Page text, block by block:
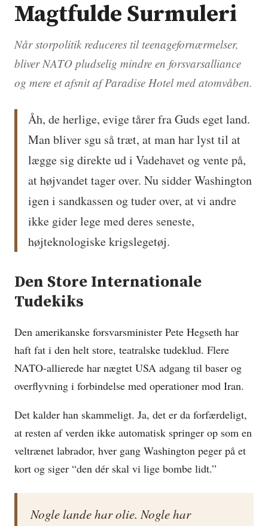
Magtfulde Surmuleri
Når storpolitik reduceres til teenagefornærmelser,
bliver NATO pludselig mindre en forsvarsalliance
og mere et afsnit af Paradise Hotel med atomvåben.
Åh, de herlige, evige tårer fra Guds eget land.
Man bliver sgu så træt, at man har lyst til at
lægge sig direkte ud i Vadehavet og vente på,
at højvandet tager over. Nu sidder Washington
igen i sandkassen og tuder over, at vi andre
ikke gider lege med deres seneste,
højteknologiske krigslegetøj.
Den Store Internationale
Tudekiks
Den amerikanske forsvarsminister Pete Hegseth har
haft fat i den helt store, teatralske tudeklud. Flere
NATO-allierede har nægtet USA adgang til baser og
overflyvning i forbindelse med operationer mod Iran.
Det kalder han skammeligt. Ja, det er da forfærdeligt,
at resten af verden ikke automatisk springer op som en
veltrænet labrador, hver gang Washington peger på et
kort og siger “den dér skal vi lige bombe lidt.”
Nogle lande har olie. Nogle har